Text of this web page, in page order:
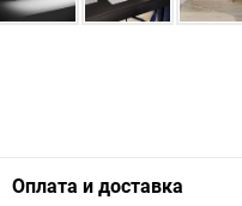
Оплата и доставка